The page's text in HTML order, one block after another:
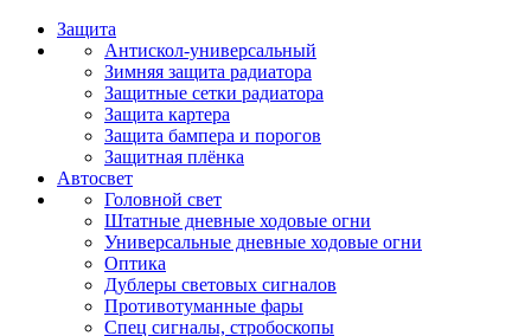
Защита
Антискол-универсальный
Зимняя защита радиатора
Защитные сетки радиатора
Защита картера
Защита бампера и порогов
Защитная плёнка
Автосвет
Головной свет
Штатные дневные ходовые огни
Универсальные дневные ходовые огни
Оптика
Дублеры световых сигналов
Противотуманные фары
Спец сигналы, стробоскопы